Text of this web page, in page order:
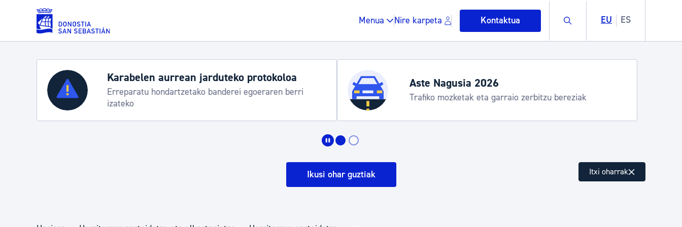
Eduki nagusira joan
Menua Nire karpeta Kontaktua Buscar EU ES
Zerbitzuak
Errolda eta gai pertsonalak
Gune publikoa, hondakinak eta ingurumena
Karabelen aurrean jarduteko protokoloa
Erreparatu hondartzetako banderei egoeraren berri
izateko
Aste Nagusia 2026
Trafiko mozketak eta garraio zerbitzu bereziak
Ikusi ohar guztiak Itxi oharrak